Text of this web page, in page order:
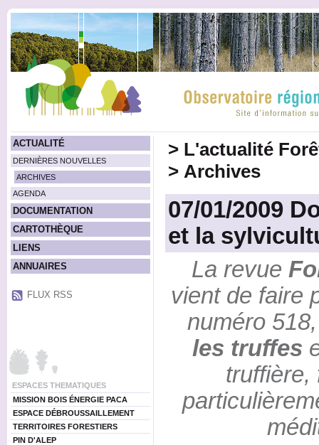
ACTUALITÉ
DERNIÈRES NOUVELLES
ARCHIVES
AGENDA
DOCUMENTATION
CARTOTHÈQUE
LIENS
ANNUAIRES
FLUX RSS
ESPACES THEMATIQUES
MISSION BOIS ÉNERGIE PACA
ESPACE DÉBROUSSAILLEMENT
TERRITOIRES FORESTIERS
PIN D'ALEP
> L'actualité
> Archives
07/01/2009
et la
La revue
vient de faire
numéro
les truffes
truffière,